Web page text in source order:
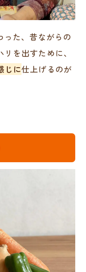
った、昔ながらの
を出すために、
じに仕上げるのが